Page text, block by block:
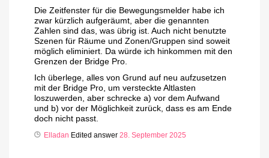
Die Zeitfenster für die Bewegungsmelder habe ich
zwar kürzlich aufgeräumt, aber die genannten
Zahlen sind das, was übrig ist. Auch nicht benutzte
Szenen für Räume und Zonen/Gruppen sind soweit
möglich eliminiert. Da würde ich hinkommen mit den
Grenzen der Bridge Pro.
Ich überlege, alles von Grund auf neu aufzusetzen
mit der Bridge Pro, um versteckte Altlasten
loszuwerden, aber schrecke a) vor dem Aufwand
und b) vor der Möglichkeit zurück, dass es am Ende
doch nicht passt.
Elladan Edited answer 28. September 2025